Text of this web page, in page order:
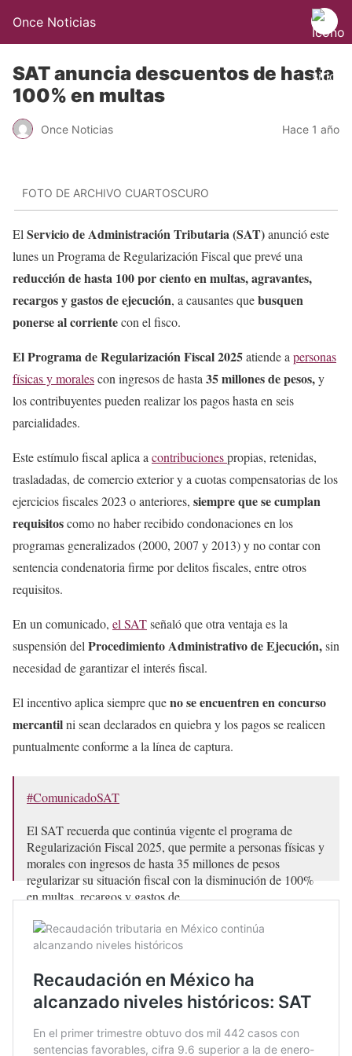
Once Noticias
SAT anuncia descuentos de hasta
100% en multas
Once Noticias Hace 1 año
FOTO DE ARCHIVO CUARTOSCURO
El Servicio de Administración Tributaria (SAT)anunció este
lunes un Programa de Regularización Fiscal que prevé una
reducción de hasta 100 por ciento en multas, agravantes,
recargos y gastos de ejecución, a causantes quebusquen
ponerse al corrientecon el fisco.
El Programa de Regularización Fiscal 2025atiende a personas
físicas y moralescon ingresos de hasta 35 millones de pesos,y
los contribuyentes pueden realizar los pagos hasta en seis
parcialidades.
Este estímulo fiscal aplica a contribucionespropias, retenidas,
trasladadas, de comercio exterior y a cuotas compensatorias de los
ejercicios fiscales 2023 o anteriores, siempre que se cumplan
requisitoscomo no haber recibido condonaciones en los
programas generalizados (2000, 2007 y 2013) y no contar con
sentencia condenatoria firme por delitos fiscales, entre otros
requisitos.
En un comunicado, el SATseñaló que otra ventaja es la
suspensión del Procedimiento Administrativo de Ejecución,sin
necesidad de garantizar el interés fiscal.
El incentivo aplica siempre queno se encuentren en concurso
mercantilni sean declarados en quiebra y los pagos se realicen
puntualmente conforme a la línea de captura.
#ComunicadoSAT
El SAT recuerda que continúa vigente el programa de
Regularización Fiscal 2025, que permite a personas físicas y
morales con ingresos de hasta 35 millones de pesos
regularizar su situación fiscal con la disminución de 100%
en multas, recargos y gastos de…
— SATMX (@SATMX)July 21, 2025